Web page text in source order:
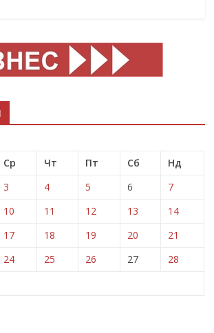
Ср Чт Пт Сб
Нд
3 4 5 6
7
10 11 12 13
14
17 18 19 20
21
24 25 26 27
28